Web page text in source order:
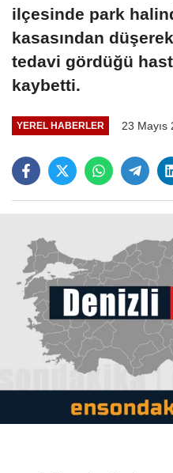
ilçesinde park
kasasından
tedavi gördüğü
kaybetti.
YEREL HABERLER 23 Mayıs